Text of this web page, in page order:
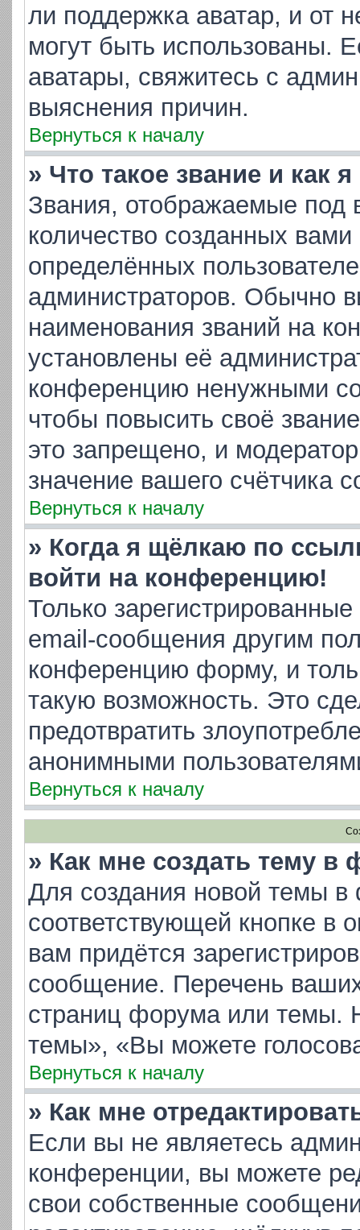
ли поддержка аватар, и от
могут быть использованы.
аватары, свяжитесь с
выяснения причин.
Вернуться к началу
» Что такое звание и как
Звания, отображаемые
количество созданных
определённых
администраторов. Обычно
наименования званий на
установлены её
конференцию ненужными
чтобы повысить своё
это запрещено, и
значение вашего счётчика
Вернуться к началу
» Когда я щёлкаю по
войти на конференцию!
Только
email-сообщения другим
конференцию форму, и
такую возможность. Это
предотвратить
анонимными
Вернуться к началу
» Как мне создать тему в
Для создания новой темы
соответствующей кнопке
вам придётся
сообщение. Перечень
страниц форума или темы.
темы», «Вы можете
Вернуться к началу
» Как мне
Если вы не являетесь
конференции, вы можете
свои собственные